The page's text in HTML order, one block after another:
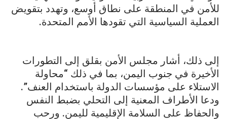
للأمن في المنطقة على نطاق أوسع، وتهدد بتقويض
العملية السياسية التي تقودها الأمم المتحدة.
إلى ذلك، أشار مجلس الأمن بقلق إلى التطورات
الأخيرة في جنوب اليمن، بما في ذلك “محاولة
الاستلاء على مؤسسات الدولة باستخدام العنف”.
ودعا الأطراف المعنية إلى التحلي بضبط النفس
والحفاظ على السلامة الإقليمية لليمن. ورحب